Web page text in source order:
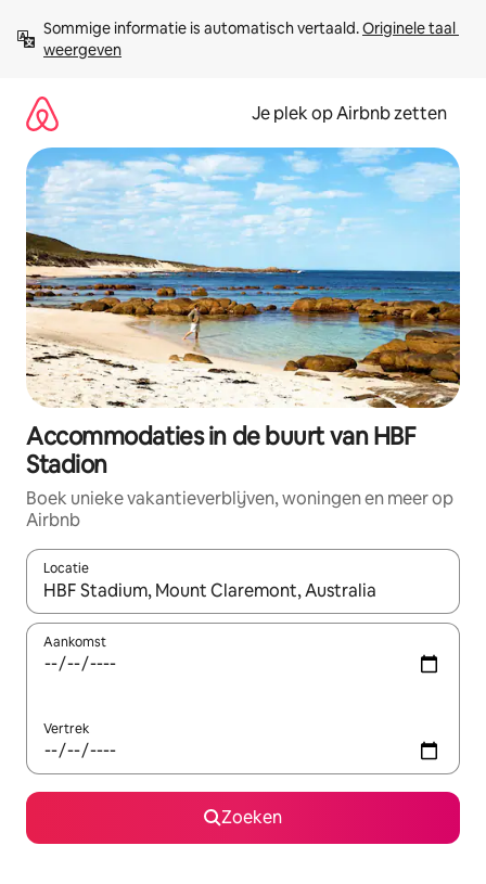
direct
naar
Sommige informatie is automatisch vertaald. Originele taal
weergeven
Je plek op Airbnb zetten
Accommodaties in de buurt van HBF
Stadion
Boek unieke vakantieverblijven, woningen en meer op
Airbnb
Locatie
Wanneer er resultaten beschikbaar zijn, maak je een keuze
Aankomst
Vertrek
Zoeken